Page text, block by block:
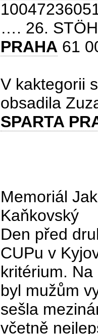
…. 26.
PRAHA 61
V kaktegorii
obsadila
SPARTA
Memoriál
Kaňkovský
Den před
CUPu v
kritérium.
byl mužům
sešla
včetně